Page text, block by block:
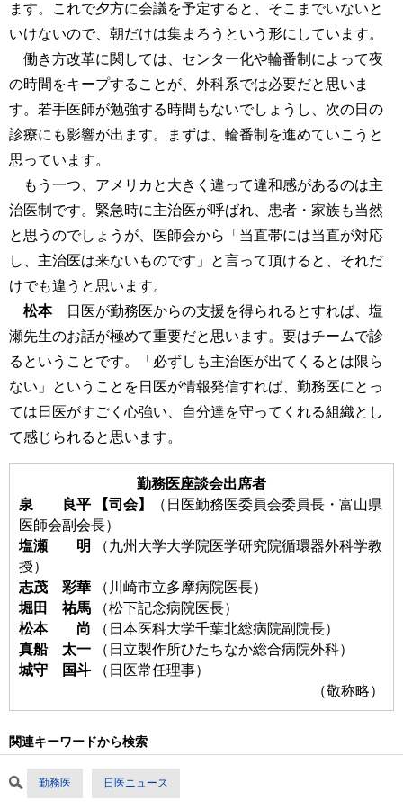
ます。これで夕方に会議を予定すると、そこまでいないと
いけないので、朝だけは集まろうという形にしています。
働き方改革に関しては、センター化や輪番制によって夜
の時間をキープすることが、外科系では必要だと思いま
す。若手医師が勉強する時間もないでしょうし、次の日の
診療にも影響が出ます。まずは、輪番制を進めていこうと
思っています。
もう一つ、アメリカと大きく違って違和感があるのは主
治医制です。緊急時に主治医が呼ばれ、患者・家族も当然
と思うのでしょうが、医師会から「当直帯には当直が対応
し、主治医は来ないものです」と言って頂けると、それだ
けでも違うと思います。
松本日医が勤務医からの支援を得られるとすれば、塩
瀬先生のお話が極めて重要だと思います。要はチームで診
るということです。「必ずしも主治医が出てくるとは限ら
ない」ということを日医が情報発信すれば、勤務医にとっ
ては日医がすごく心強い、自分達を守ってくれる組織とし
て感じられると思います。
勤務医座談会出席者
泉 良平 【司会】
（日医勤務医委員会委員長・富山県
医師会副会長）
塩瀬 明
（九州大学大学院医学研究院循環器外科学教
授）
志茂 彩華 （川崎市立多摩病院医長）
堀田 祐馬 （松下記念病院医長）
松本 尚 （日本医科大学千葉北総病院副院長）
真船 太一 （日立製作所ひたちなか総合病院外科）
城守 国斗 （日医常任理事）
（敬称略）
関連キーワードから検索
勤務医 日医ニュース